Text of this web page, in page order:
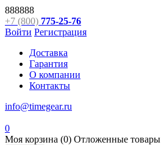
888888
+7 (800) 775-25-76
Войти Регистрация
Доставка
Гарантия
О компании
Контакты
info@timegear.ru
0
Моя корзина (0) Отложенные товары